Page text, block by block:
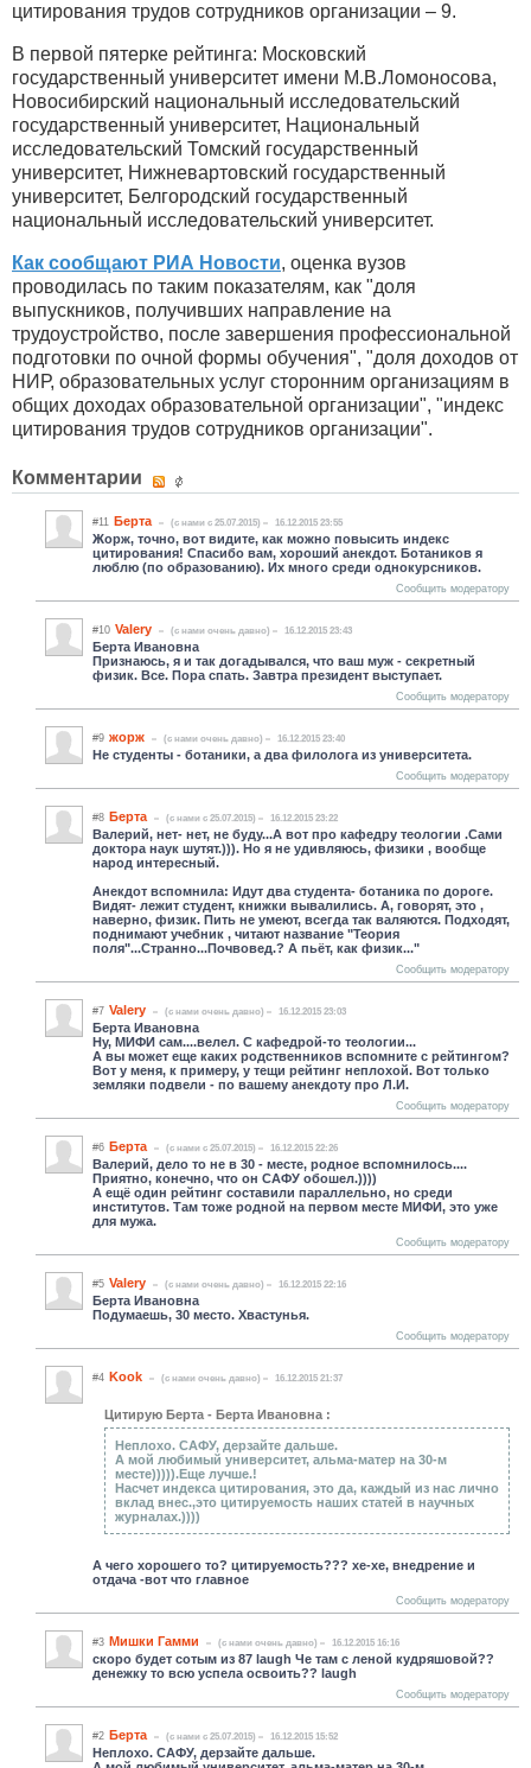
цитирования трудов сотрудников организации – 9.
В первой пятерке рейтинга: Московский
государственный университет имени М.В.Ломоносова,
Новосибирский национальный исследовательский
государственный университет, Национальный
исследовательский Томский государственный
университет, Нижневартовский государственный
университет, Белгородский государственный
национальный исследовательский университет.
Как сообщают РИА Новости, оценка вузов
проводилась по таким показателям, как "доля
выпускников, получивших направление на
трудоустройство, после завершения профессиональной
подготовки по очной формы обучения", "доля доходов от
НИР, образовательных услуг сторонним организациям в
общих доходах образовательной организации", "индекс
цитирования трудов сотрудников организации".
Комментарии
#11 Берта (c нами с 25.07.2015) 16.12.2015 23:55
Жорж, точно, вот видите, как можно повысить индекс
цитирования! Спасибо вам, хороший анекдот. Ботаников я
люблю (по образованию). Их много среди однокурсников.
Сообщить модератору
#10 Valery (c нами очень давно) 16.12.2015 23:43
Берта Ивановна
Признаюсь, я и так догадывался, что ваш муж - секретный
физик. Все. Пора спать. Завтра президент выступает.
Сообщить модератору
#9 жорж (c нами очень давно) 16.12.2015 23:40
Не студенты - ботаники, а два филолога из университета.
Сообщить модератору
#8 Берта (c нами с 25.07.2015) 16.12.2015 23:22
Валерий, нет- нет, не буду...А вот про кафедру теологии .Сами
доктора наук шутят.))). Но я не удивляюсь, физики , вообще
народ интересный.
Анекдот вспомнила: Идут два студента- ботаника по дороге.
Видят- лежит студент, книжки вывалились. А, говорят, это ,
наверно, физик. Пить не умеют, всегда так валяются. Подходят,
поднимают учебник , читают название "Теория
поля"...Странно...Почвовед.? А пьёт, как физик..."
Сообщить модератору
#7 Valery (c нами очень давно) 16.12.2015 23:03
Берта Ивановна
Ну, МИФИ сам....велел. С кафедрой-то теологии...
А вы может еще каких родственников вспомните с рейтингом?
Вот у меня, к примеру, у тещи рейтинг неплохой. Вот только
земляки подвели - по вашему анекдоту про Л.И.
Сообщить модератору
#6 Берта (c нами с 25.07.2015) 16.12.2015 22:26
Валерий, дело то не в 30 - месте, родное вспомнилось....
Приятно, конечно, что он САФУ обошел.))))
А ещё один рейтинг составили параллельно, но среди
институтов. Там тоже родной на первом месте МИФИ, это уже
для мужа.
Сообщить модератору
#5 Valery (c нами очень давно) 16.12.2015 22:16
Берта Ивановна
Подумаешь, 30 место. Хвастунья.
Сообщить модератору
#4 Kook (c нами очень давно) 16.12.2015 21:37
Цитирую Берта - Берта Ивановна :
Неплохо. САФУ, дерзайте дальше.
А мой любимый университет, альма-матер на 30-м
месте))))).Еще лучше.!
Насчет индекса цитирования, это да, каждый из нас лично
вклад внес.,это цитируемость наших статей в научных
журналах.))))
А чего хорошего то? цитируемость??? хе-хе, внедрение и
отдача -вот что главное
Сообщить модератору
#3 Мишки Гамми (c нами очень давно) 16.12.2015 16:16
скоро будет сотым из 87 laugh Че там с леной кудряшовой??
денежку то всю успела освоить?? laugh
Сообщить модератору
#2 Берта (c нами с 25.07.2015) 16.12.2015 15:52
Неплохо. САФУ, дерзайте дальше.